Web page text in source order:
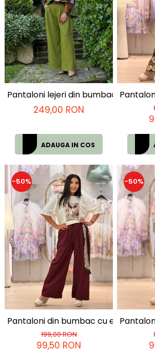
Pantaloni lejeri din bumbac cu
249,00 RON
ADAUGA IN COS
-50%
Pantaloni din bumbac cu esarfa
199,00 RON
99,50 RON
-50%